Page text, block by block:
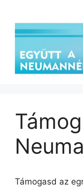
tartalomba
Támogasd az